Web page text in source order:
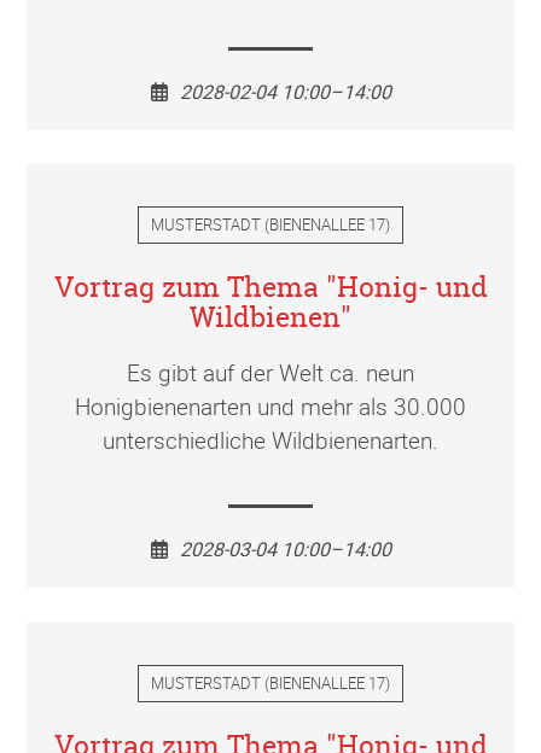
2028-02-04 10:00–14:00
MUSTERSTADT (BIENENALLEE 17)
Vortrag zum Thema "Honig- und
Wildbienen"
Es gibt auf der Welt ca. neun
Honigbienenarten und mehr als 30.000
unterschiedliche Wildbienenarten.
2028-03-04 10:00–14:00
MUSTERSTADT (BIENENALLEE 17)
Vortrag zum Thema "Honig- und